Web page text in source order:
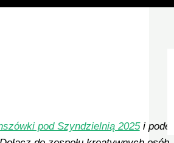
pod Szyndzielnią 2025i